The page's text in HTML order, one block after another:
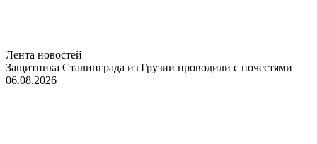
Лента новостей
Защитника Сталинграда из Грузии проводили с почестями
06.08.2026